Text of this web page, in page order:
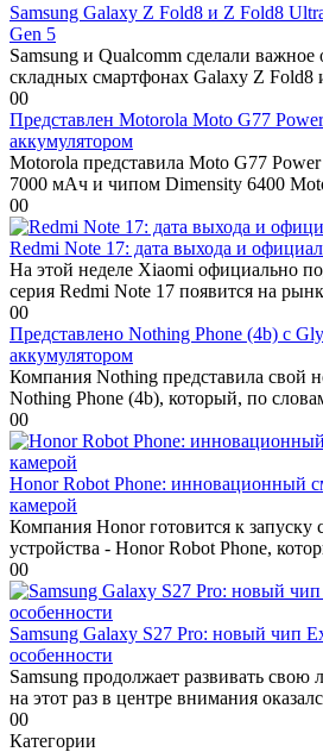
Samsung Galaxy Z Fold8 и Z Fold8
Gen 5
Samsung и Qualcomm сделали
складных смартфонах Galaxy Z Fold8
00
Представлен Motorola Moto G77
аккумулятором
Motorola представила Moto G77
7000 мАч и чипом Dimensity 6400
00
Redmi Note 17: дата выхода и
На этой неделе Xiaomi официально
серия Redmi Note 17 появится на
00
Представлено Nothing Phone (4b) с
аккумулятором
Компания Nothing представила свой
Nothing Phone (4b), который, по
00
Honor Robot Phone: инновационный
камерой
Компания Honor готовится к запуску
устройства - Honor Robot Phone,
00
Samsung Galaxy S27 Pro: новый чип
особенности
Samsung продолжает развивать свою
на этот раз в центре внимания
00
Категории